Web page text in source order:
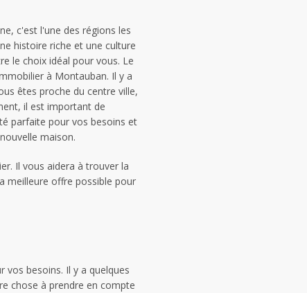
c'est l'une des régions les
histoire riche et une culture
le choix idéal pour vous. Le
à Montauban. Il y a
êtes proche du centre ville,
il est important de
parfaite pour vos besoins et
maison.
Il vous aidera à trouver la
meilleure offre possible pour
besoins. Il y a quelques
chose à prendre en compte